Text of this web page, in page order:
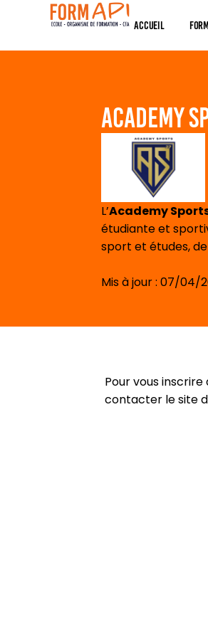
Accueil
Academy
L’Academy
étudiante et
sport et études,
Mis à jour : 07/04/
Pour vous
contacter le site
Panneau de gestion des cookies